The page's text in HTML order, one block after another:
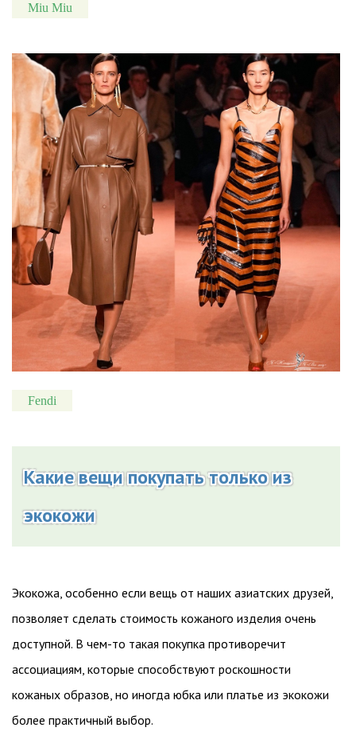
Miu Miu
Fendi
Какие вещи покупать только из
экокожи
Экокожа, особенно если вещь от наших азиатских друзей,
позволяет сделать стоимость кожаного изделия очень
доступной. В чем-то такая покупка противоречит
ассоциациям, которые способствуют роскошности
кожаных образов, но иногда юбка или платье из экокожи
более практичный выбор.